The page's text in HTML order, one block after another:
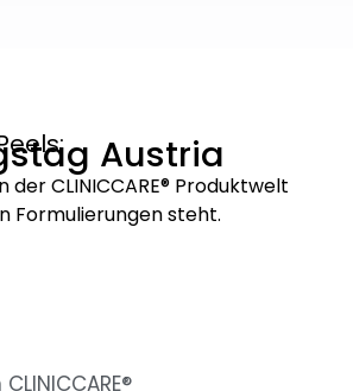
Austria
CLINICCARE® Produktwelt
Formulierungen steht.